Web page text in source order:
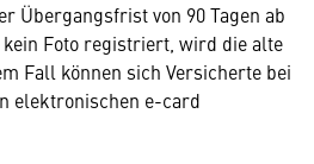
Übergangsfrist von 90 Tagen ab
Foto registriert, wird die alte
Fall können sich Versicherte bei
elektronischen e-card